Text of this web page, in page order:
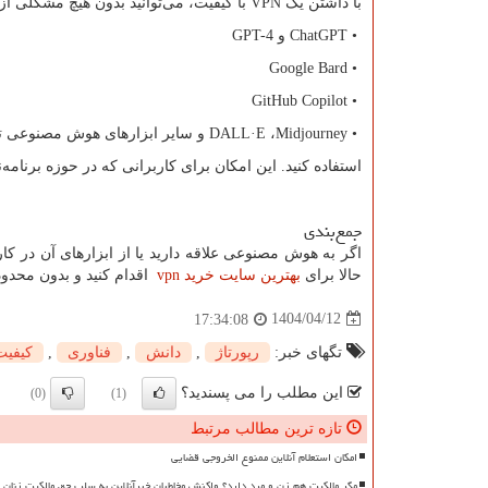
•
ChatGPT و GPT-4
•
Google Bard
•
GitHub Copilot
•
Midjourney، DALL·E و سایر ابزارهای هوش مصنوعی
استفاده کنید. این امکان برای کاربرانی که در حوزه
جمع‌بندی
اگر به هوش مصنوعی علاقه دارید یا از ابزارهای آن در
حالا برای بهترین سایت خرید vpn اقدام کنید و بدون
1404/04/12
17:34:08
تگهای خبر:
رپورتاژ دانش فناوری
این مطلب را می پسندید؟ (1)
(0)
تازه ترین مطالب مرتبط
امکان استعلام آنلاین ممنوع الخروجی قضایی